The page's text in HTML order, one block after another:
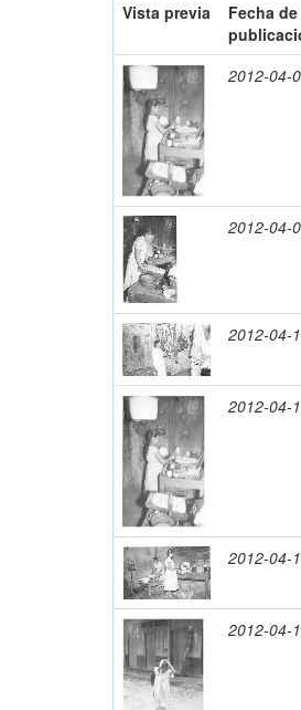
Vista previa
Fecha de
2012-04-
2012-04-
2012-04-
2012-04-
2012-04-
2012-04-